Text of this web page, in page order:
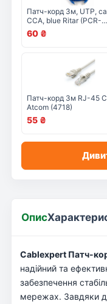
Патч-корд 3м, UTP,
CCA, blue Ritar (PCR-
CCA/3Be)
60 ₴
Патч-корд 3м RJ-45
Atcom (4718)
55 ₴
Опис
Cablexpert Патч-
надійний та
забезпечення
мережах. Завдяки